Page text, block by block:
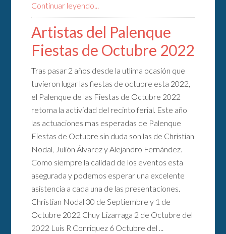
Continuar leyendo...
Artistas del Palenque
Fiestas de Octubre 2022
Tras pasar 2 años desde la utlima ocasión que
tuvieron lugar las fiestas de octubre esta 2022,
el Palenque de las Fiestas de Octubre 2022
retoma la actividad del recinto ferial. Este año
las actuaciones mas esperadas de Palenque
Fiestas de Octubre sin duda son las de Christian
Nodal, Julión Álvarez y Alejandro Fernández.
Como siempre la calidad de los eventos esta
asegurada y podemos esperar una excelente
asistencia a cada una de las presentaciones.
Christian Nodal 30 de Septiembre y 1 de
Octubre 2022 Chuy Lizarraga 2 de Octubre del
2022 Luis R Conriquez 6 Octubre del ...